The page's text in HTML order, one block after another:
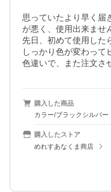
思っていたより早く届
が悪く、使用出来ませ
先日、初めて使用した
しっかり色が変わって
色違いで、また注文さ
購入した商品
カラー/ブラックシルバー
購入したストア
めれすあなくま商店